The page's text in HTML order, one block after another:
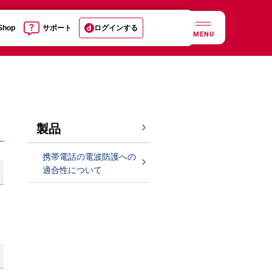
サポート ログインする
MENU
製品
携帯電話の電波防護への
適合性について